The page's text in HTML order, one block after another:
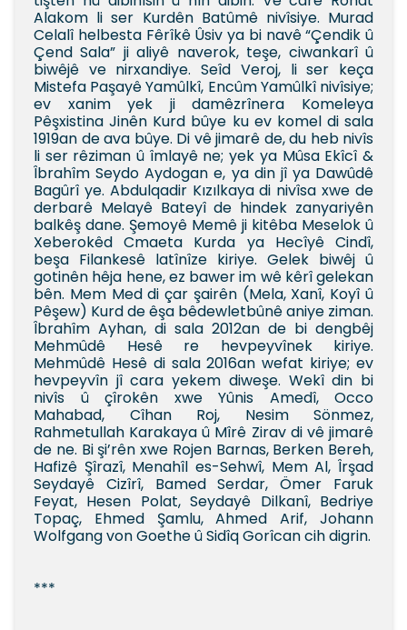
Alakom li ser Kurdên Batûmê nivîsiye. Murad
Celalî helbesta Fêrîkê Ûsiv ya bi navê “Çendik û
Çend Sala” ji aliyê naverok, teşe, ciwankarî û
biwêjê ve nirxandiye. Seîd Veroj, li ser keça
Mistefa Paşayê Yamûlkî, Encûm Yamûlkî nivîsiye;
ev xanim yek ji damêzrînera Komeleya
Pêşxistina Jinên Kurd bûye ku ev komel di sala
1919an de ava bûye. Di vê jimarê de, du heb nivîs
li ser rêziman û îmlayê ne; yek ya Mûsa Ekîcî &
Îbrahîm Seydo Aydogan e, ya din jî ya Dawûdê
Bagûrî ye. Abdulqadir Kızılkaya di nivîsa xwe de
derbarê Melayê Bateyî de hindek zanyariyên
balkêş dane. Şemoyê Memê ji kitêba Meselok û
Xeberokêd Cmaeta Kurda ya Hecîyê Cindî,
beşa Filankesê latînîze kiriye. Gelek biwêj û
gotinên hêja hene, ez bawer im wê kêrî gelekan
bên. Mem Med di çar şairên (Mela, Xanî, Koyî û
Pêşew) Kurd de êşa bêdewletbûnê aniye ziman.
Îbrahîm Ayhan, di sala 2012an de bi dengbêj
Meh­mûdê Hesê re hevpeyvînek kiriye.
Mehmûdê Hesê di sala 2016an wefat kiriye; ev
hevpeyvîn jî cara yekem diweşe. Wekî din bi
nivîs û çîrokên xwe Yûnis Amedî, Occo
Mahabad, Cîhan Roj, Nesim Sönmez,
Rahmetullah Karakaya û Mîrê Zirav di vê jimarê
de ne. Bi şi’rên xwe Rojen Barnas, Berken Bereh,
Hafizê Şîrazî, Menahîl es-Sehwî, Mem Al, Îrşad
Seydayê Cizîrî, Bamed Serdar, Ömer Faruk
Feyat, Hesen Polat, Seydayê Dilkanî, Bedriye
Topaç, Ehmed Şamlu, Ahmed Arif, Johann
Wolfgang von Goethe û Sidîq Gorîcan cih digrin.
***